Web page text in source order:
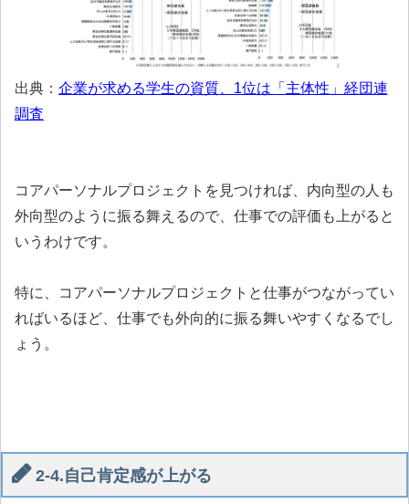
出典： 企業が求める学生の資質、1位は「主体性」経団連
調査
コアパーソナルプロジェクトを見つければ、内向型の人も
外向型のように振る舞えるので、仕事での評価も上がると
いうわけです。
特に、コアパーソナルプロジェクトと仕事がつながってい
ればいるほど、仕事でも外向的に振る舞いやすくなるでし
ょう。
2-4.自己肯定感が上がる